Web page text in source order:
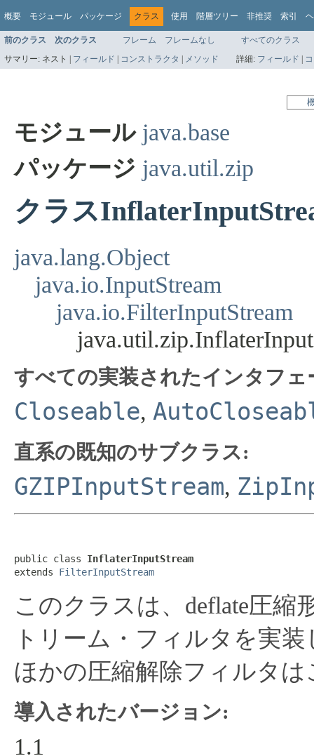
概要 モジュール パッケージ クラス 使用 階層ツリー 非推奨 索引
前のクラス 次のクラス フレーム フレームなし
すべてのクラス
サマリー: ネスト | フィールド | コンストラクタ | メソッド 詳細: フィールド |
モジュール java.base
パッケージ java.util.zip
クラス
java.lang.Object
java.io.InputStream
java.io.FilterInputStream
すべての実装されたインタフェ
Closeable,
直系の既知のサブクラス:
GZIPInputStream,
public class InflaterInputStream
extends FilterInputStream
このクラスは、deflate圧
トリーム・フィルタを実
ほかの圧縮解除フィルタ
導入されたバージョン:
1.1